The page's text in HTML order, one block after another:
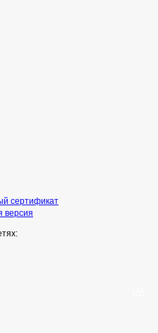
сертификат
версия